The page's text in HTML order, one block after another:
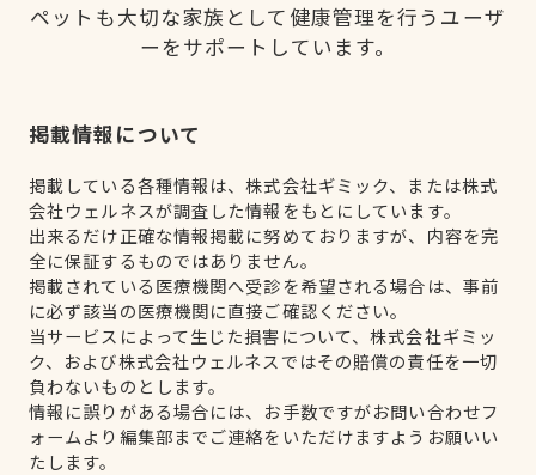
ペットも大切な家族として健康管理を行うユーザ
ーをサポートしています。
掲載情報について
掲載している各種情報は、株式会社ギミック、または株式
会社ウェルネスが調査した情報をもとにしています。
出来るだけ正確な情報掲載に努めておりますが、内容を完
全に保証するものではありません。
掲載されている医療機関へ受診を希望される場合は、事前
に必ず該当の医療機関に直接ご確認ください。
当サービスによって生じた損害について、株式会社ギミッ
ク、および株式会社ウェルネスではその賠償の責任を一切
負わないものとします。
情報に誤りがある場合には、お手数ですがお問い合わせフ
ォームより編集部までご連絡をいただけますようお願いい
たします。